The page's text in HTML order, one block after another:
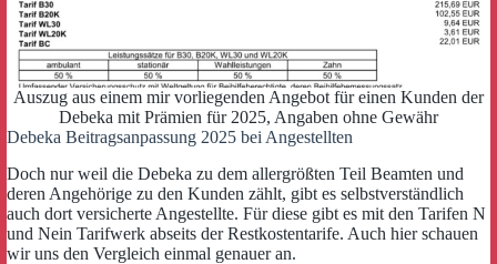
Auszug aus einem mir vorliegenden Angebot für einen Kunden der
Debeka mit Prämien für 2025, Angaben ohne Gewähr
Debeka Beitragsanpassung 2025 bei Angestellten
Doch nur weil die Debeka zu dem allergrößten Teil Beamten und
deren Angehörige zu den Kunden zählt, gibt es selbstverständlich
auch dort versicherte Angestellte. Für diese gibt es mit den Tarifen N
und Nein Tarifwerk abseits der Restkostentarife. Auch hier schauen
wir uns den Vergleich einmal genauer an.